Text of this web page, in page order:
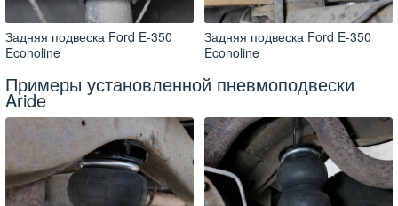
Задняя подвеска Ford E-350
Econoline
Задняя подвеска Ford E-350
Econoline
Примеры установленной пневмоподвески
Aride